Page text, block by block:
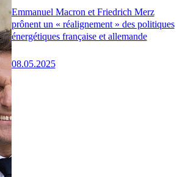
Emmanuel Macron et Friedrich Merz
prônent un « réalignement » des politiques
énergétiques française et allemande
08.05.2025